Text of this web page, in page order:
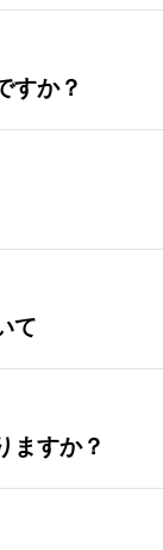
すか？
て
ますか？